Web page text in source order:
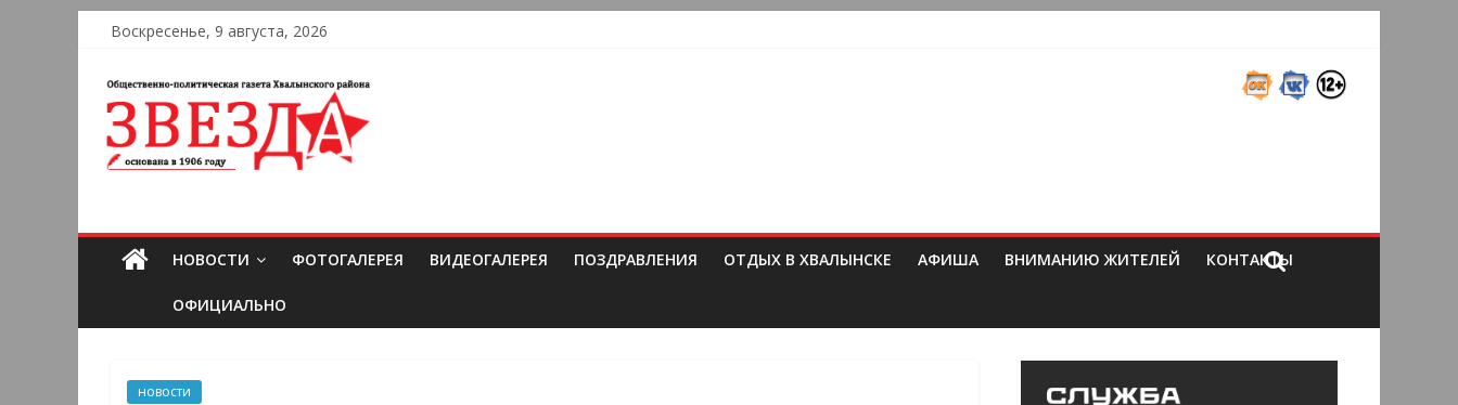
Воскресенье, 9 августа, 2026
НОВОСТИ ФОТОГАЛЕРЕЯ ВИДЕОГАЛЕРЕЯ ПОЗДРАВЛЕНИЯ ОТДЫХ В ХВАЛЫНСКЕ АФИША ВНИМАНИЮ ЖИТЕЛЕЙ КОНТАКТЫ
ОФИЦИАЛЬНО
новости